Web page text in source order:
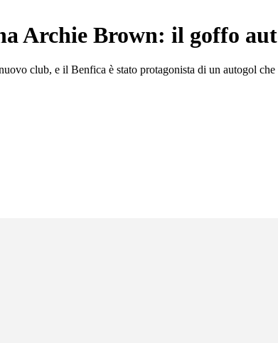
Archie Brown: il goffo
club, e il Benfica è stato protagonista di un autogol